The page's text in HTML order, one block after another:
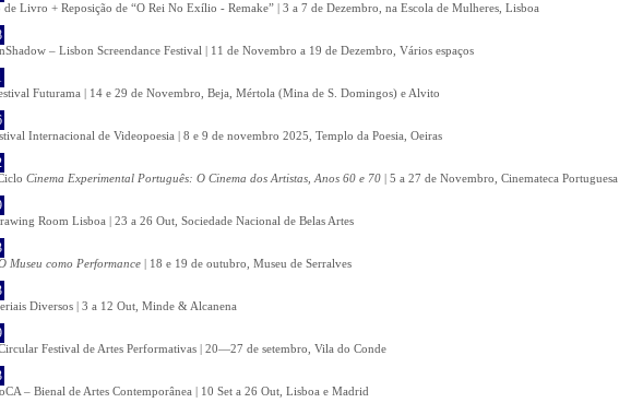
de Livro + Reposição de “O Rei No Exílio - Remake” | 3 a 7 de Dezembro, na Escola de Mulheres, Lisboa
– Lisbon Screendance Festival | 11 de Novembro a 19 de Dezembro, Vários espaços
Futurama | 14 e 29 de Novembro, Beja, Mértola (Mina de S. Domingos) e Alvito
Internacional de Videopoesia | 8 e 9 de novembro 2025, Templo da Poesia, Oeiras
Cinema Experimental Português: O Cinema dos Artistas, Anos 60 e 70 | 5 a 27 de Novembro, Cinemateca Portuguesa
Room Lisboa | 23 a 26 Out, Sociedade Nacional de Belas Artes
Museu como Performance | 18 e 19 de outubro, Museu de Serralves
Diversos | 3 a 12 Out, Minde & Alcanena
Festival de Artes Performativas | 20—27 de setembro, Vila do Conde
– Bienal de Artes Contemporânea | 10 Set a 26 Out, Lisboa e Madrid